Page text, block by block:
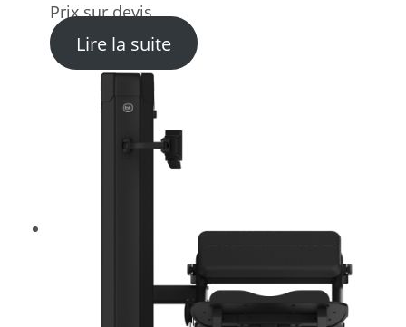
Prix sur devis
Lire la suite: Machine Rotation du